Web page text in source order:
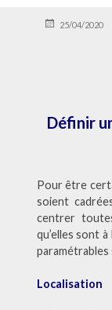
PUBLIÉ25/04/2020
Définir
Pour être
soient
centrer
qu’elles sont
Localisation